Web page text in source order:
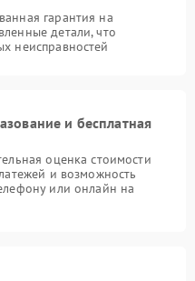
гарантия на
детали, что
неисправностей
и бесплатная
оценка стоимости
и возможность
или онлайн на